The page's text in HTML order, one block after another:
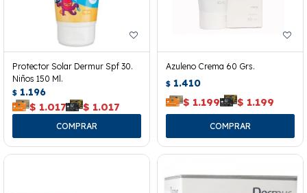
Protector Solar Dermur Spf 30.
Niños 150 Ml.
$ 1.196
$ 1.017 $ 1.017
Azuleno Crema 60 Grs.
$ 1.410
$ 1.199 $ 1.199